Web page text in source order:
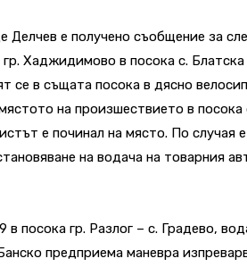
Делчев е получено съобщение за
Хаджидимово в посока с.
се в същата посока в дясно
на произшествието в посока
е починал на място. По случая
на водача на товарния
в посока гр. Разлог – с. Градево,
предприема маневра